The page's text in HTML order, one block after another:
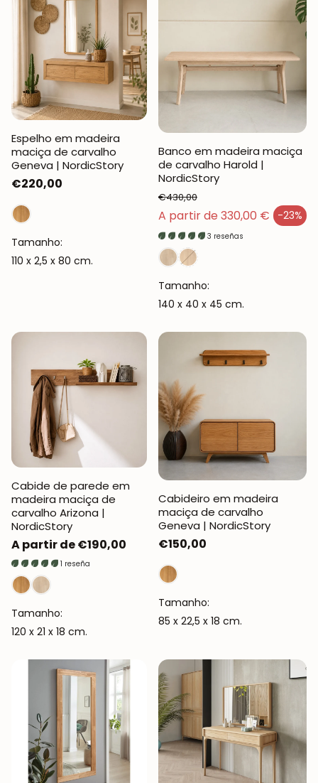
Espelho em madeira
maciça de carvalho
Geneva | NordicStory
Preço
normal
€220,00
Tamanho:
110 x 2,5 x 80 cm.
Banco em madeira maciça
de carvalho Harold |
NordicStory
A partir de 330,00 € -23%
Preço de venda
Preço normal
€430,00
3 reseñas
Tamanho:
140 x 40 x 45 cm.
Cabide de parede em
madeira maciça de
carvalho Arizona |
NordicStory
Preço
normal
A partir de €190,00
1 reseña
Tamanho:
120 x 21 x 18 cm.
Cabideiro em madeira
maciça de carvalho
Geneva | NordicStory
Preço
normal
€150,00
Tamanho:
85 x 22,5 x 18 cm.